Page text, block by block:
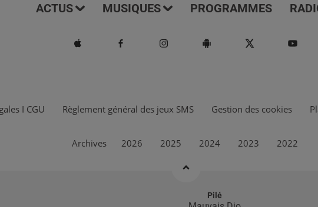
ACTUS MUSIQUES PROGRAMMES
Pilé
I CGU Règlement général des jeux SMS Gestion des cookies
Archives 2026 2025 2024 2023 2022